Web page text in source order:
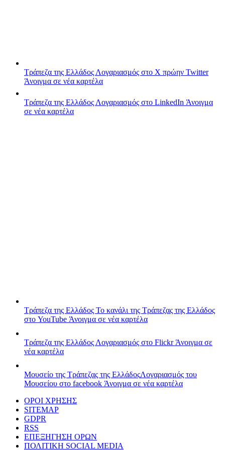
Τράπεζα της Ελλάδος Λογαριασμός στο X πρώην Twitter
Άνοιγμα σε νέα καρτέλα
Τράπεζα της Ελλάδος Λογαριασμός στο LinkedIn Άνοιγμα
σε νέα καρτέλα
Τράπεζα της Ελλάδος Το κανάλι της Τράπεζας της Ελλάδος
στο YouTube Άνοιγμα σε νέα καρτέλα
Τράπεζα της Ελλάδος Λογαριασμός στο FlickrΆνοιγμα σε
νέα καρτέλα
Μουσείο της Τράπεζας της ΕλλάδοςΛογαριασμός του
Μουσείου στο facebook Άνοιγμα σε νέα καρτέλα
ΟΡΟΙ ΧΡΗΣΗΣ
SITEMAP
GDPR
RSS
ΕΠΕΞΗΓΗΣΗ ΟΡΩΝ
ΠΟΛΙΤΙΚΗ SOCIAL MEDIA